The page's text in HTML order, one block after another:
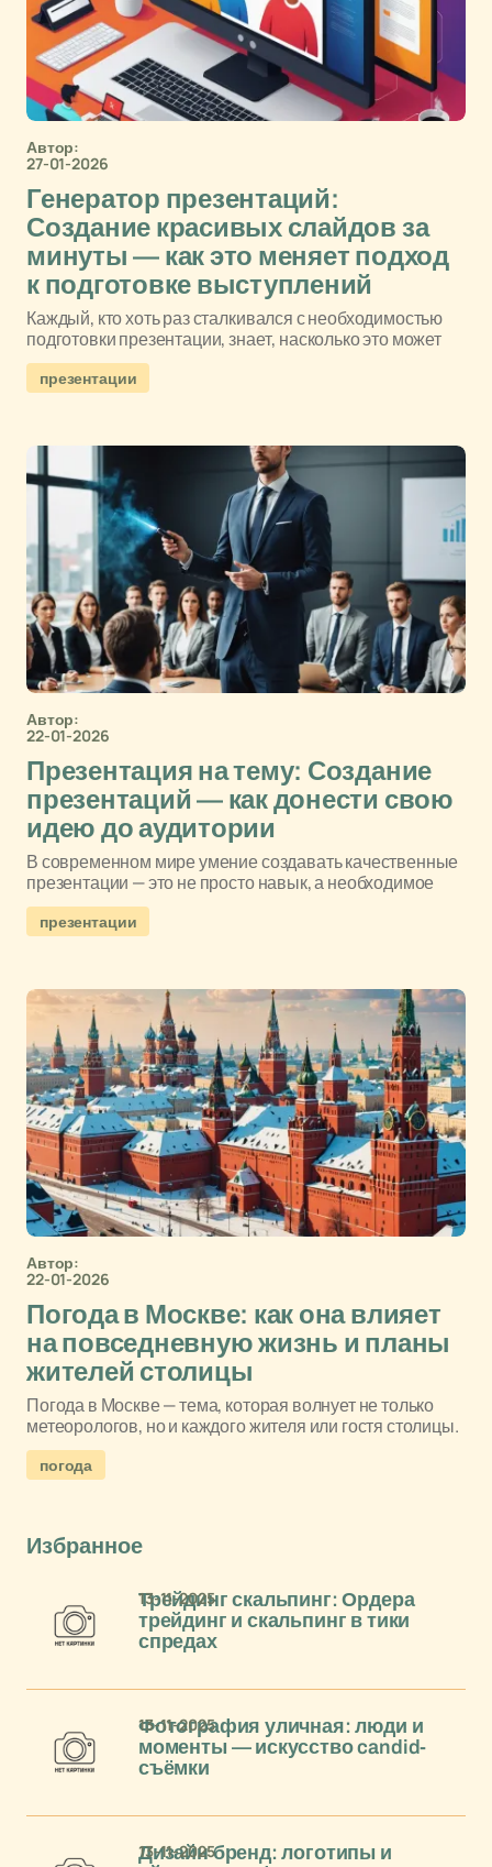
Автор:
27-01-2026
Генератор презентаций:
Создание красивых слайдов за
минуты — как это меняет подход
к подготовке выступлений
Каждый, кто хоть раз сталкивался с необходимостью
подготовки презентации, знает, насколько это может
презентации
Автор:
22-01-2026
Презентация на тему: Создание
презентаций — как донести свою
идею до аудитории
В современном мире умение создавать качественные
презентации — это не просто навык, а необходимое
презентации
Автор:
22-01-2026
Погода в Москве: как она влияет
на повседневную жизнь и планы
жителей столицы
Погода в Москве — тема, которая волнует не только
метеорологов, но и каждого жителя или гостя столицы.
погода
Избранное
Трейдинг скальпинг: Ордера
трейдинг и скальпинг в тики
спредах
13-11-2025
Фотография уличная: люди и
моменты — искусство candid-
съёмки
13-11-2025
Дизайн бренд: логотипы и
13-11-2025